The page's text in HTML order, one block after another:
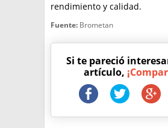
rendimiento y calidad.
Fuente: Brometan
Si te pareció
artículo,